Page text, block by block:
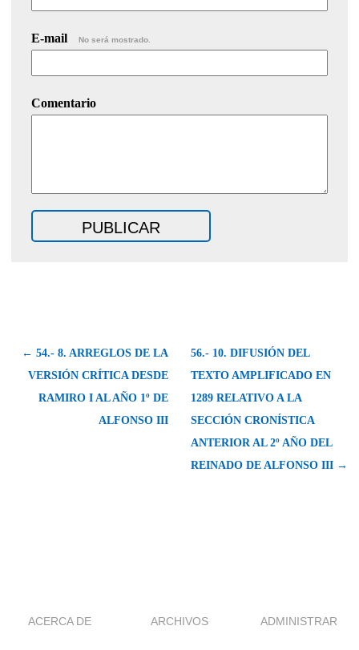
E-mail No será mostrado.
Comentario
← 54.- 8. ARREGLOS DE LA
VERSIÓN CRÍTICA DESDE
RAMIRO I AL AÑO 1º DE
ALFONSO III
56.- 10. DIFUSIÓN DEL
TEXTO AMPLIFICADO EN
1289 RELATIVO A LA
SECCIÓN CRONÍSTICA
ANTERIOR AL 2º AÑO DEL
REINADO DE ALFONSO III →
ACERCA DE ARCHIVOS ADMINISTRAR